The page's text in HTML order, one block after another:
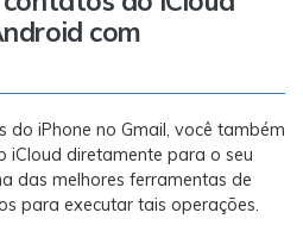
com
do iPhone no Gmail, você também
iCloud diretamente para o seu
das melhores ferramentas de
para executar tais operações.